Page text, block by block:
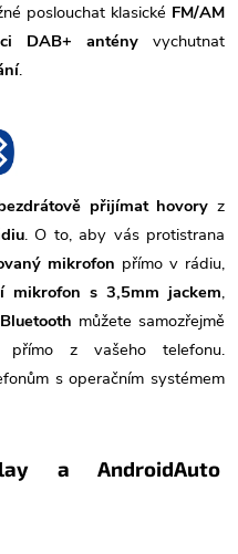
poslouchat klasické FM/AM
DAB+ antény
vychutnat
.
přijímat hovory z
. O to, aby vás protistrana
mikrofon přímo v rádiu,
mikrofon s 3,5mm jackem,
Bluetooth můžete samozřejmě
přímo z vašeho telefonu.
s operačním systémem
a AndroidAuto